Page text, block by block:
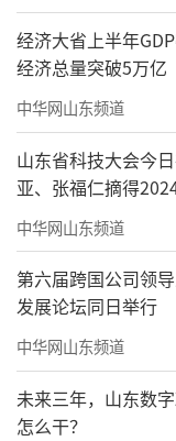
经济大省上半年
经济总量突破5万亿
中华网山东频道
山东省科技大会今
亚、张福仁摘得
奖最高奖！
中华网山东频道
第六届跨国公司领
发展论坛同日举行
中华网山东频道
未来三年，山东数
怎么干？